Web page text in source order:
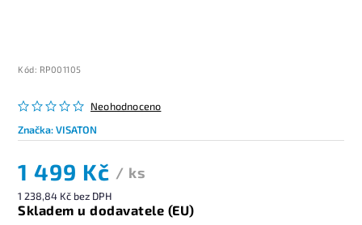
Kód: RP001105
Neohodnoceno
Značka:VISATON
1 499 Kč / ks
1 238,84 Kč bez DPH
Skladem u dodavatele (EU)